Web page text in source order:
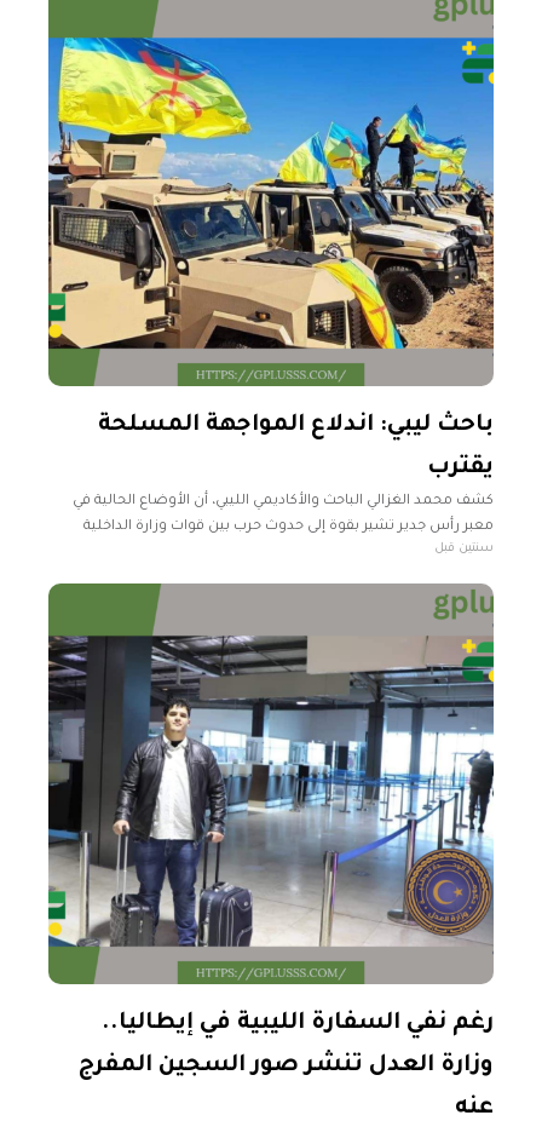
باحث ليبي: اندلاع المواجهة المسلحة
يقترب
كشف محمد الغزالي الباحث والأكاديمي الليبي، أن الأوضاع الحالية في
معبر رأس جدير تشير بقوة إلى حدوث حرب بين قوات وزارة الداخلية
بحكومة الديبية مع أمازيغ زوارة. وذلك في حال
سنتين قبل
رغم نفي السفارة الليبية في إيطاليا..
وزارة العدل تنشر صور السجين المفرج
عنه